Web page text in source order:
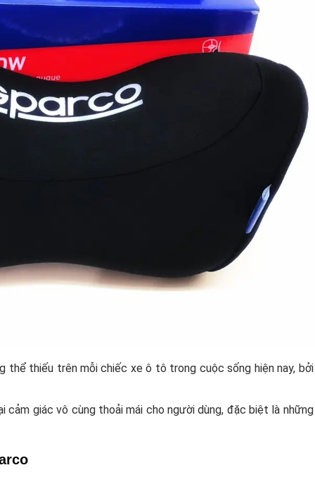
thể thiếu trên mỗi chiếc xe ô tô trong cuộc sống hiện nay,
giác vô cùng thoải mái cho người dùng, đặc biệt là